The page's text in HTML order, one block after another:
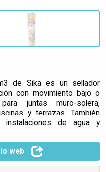
de Sika es un sellador
con movimiento bajo o
juntas muro-solera,
y terrazas. También
instalaciones de agua y
web